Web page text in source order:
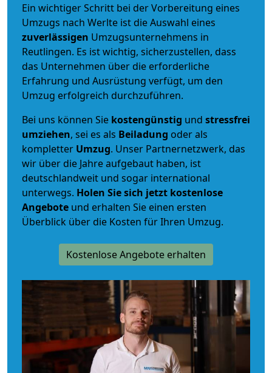
Ein wichtiger Schritt bei der Vorbereitung eines
Umzugs nach Werlte ist die Auswahl eines
zuverlässigen Umzugsunternehmens in
Reutlingen. Es ist wichtig, sicherzustellen, dass
das Unternehmen über die erforderliche
Erfahrung und Ausrüstung verfügt, um den
Umzug erfolgreich durchzuführen.
Bei uns können Sie kostengünstig und stressfrei
umziehen, sei es als Beiladung oder als
kompletter Umzug. Unser Partnernetzwerk, das
wir über die Jahre aufgebaut haben, ist
deutschlandweit und sogar international
unterwegs. Holen Sie sich jetzt kostenlose
Angebote und erhalten Sie einen ersten
Überblick über die Kosten für Ihren Umzug.
Kostenlose Angebote erhalten